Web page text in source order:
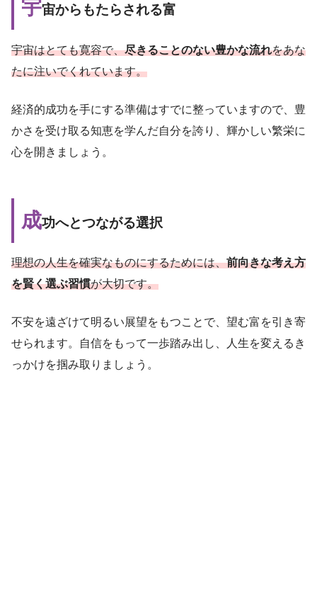
宇宙からもたらされる富
宇宙はとても寛容で、尽きることのない豊かな流れをあな
たに注いでくれています。
経済的成功を手にする準備はすでに整っていますので、豊
かさを受け取る知恵を学んだ自分を誇り、輝かしい繁栄に
心を開きましょう。
成功へとつながる選択
理想の人生を確実なものにするためには、前向きな考え方
を賢く選ぶ習慣が大切です。
不安を遠ざけて明るい展望をもつことで、望む富を引き寄
せられます。自信をもって一歩踏み出し、人生を変えるき
っかけを掴み取りましょう。